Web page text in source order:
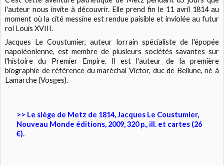
l'auteur nous invite à découvrir. Elle prend fin le 11 avril 1814 au
moment où la cité messine est rendue paisible et inviolée au futur
roi Louis XVIII.
Jacques Le Coustumier, auteur lorrain spécialiste de l'épopée
napoléonienne, est membre de plusieurs sociétés savantes sur
l'histoire du Premier Empire. Il est l'auteur de la première
biographie de référence du maréchal Victor, duc de Bellune, né à
Lamarche (Vosges).
>> Le siège de Metz de 1814, Jacques Le Coustumier,
Nouveau Monde éditions, 2009, 320 p., ill. et cartes (26
€).